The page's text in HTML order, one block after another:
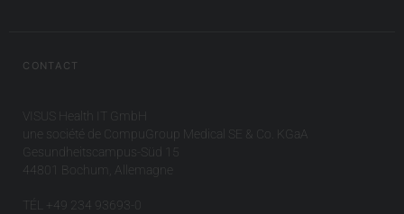
CONTACT
VISUS Health IT GmbH
une société de CompuGroup Medical SE & Co. KGaA
Gesundheitscampus-Süd 15
44801 Bochum, Allemagne
TÉL +49 234 93693-0